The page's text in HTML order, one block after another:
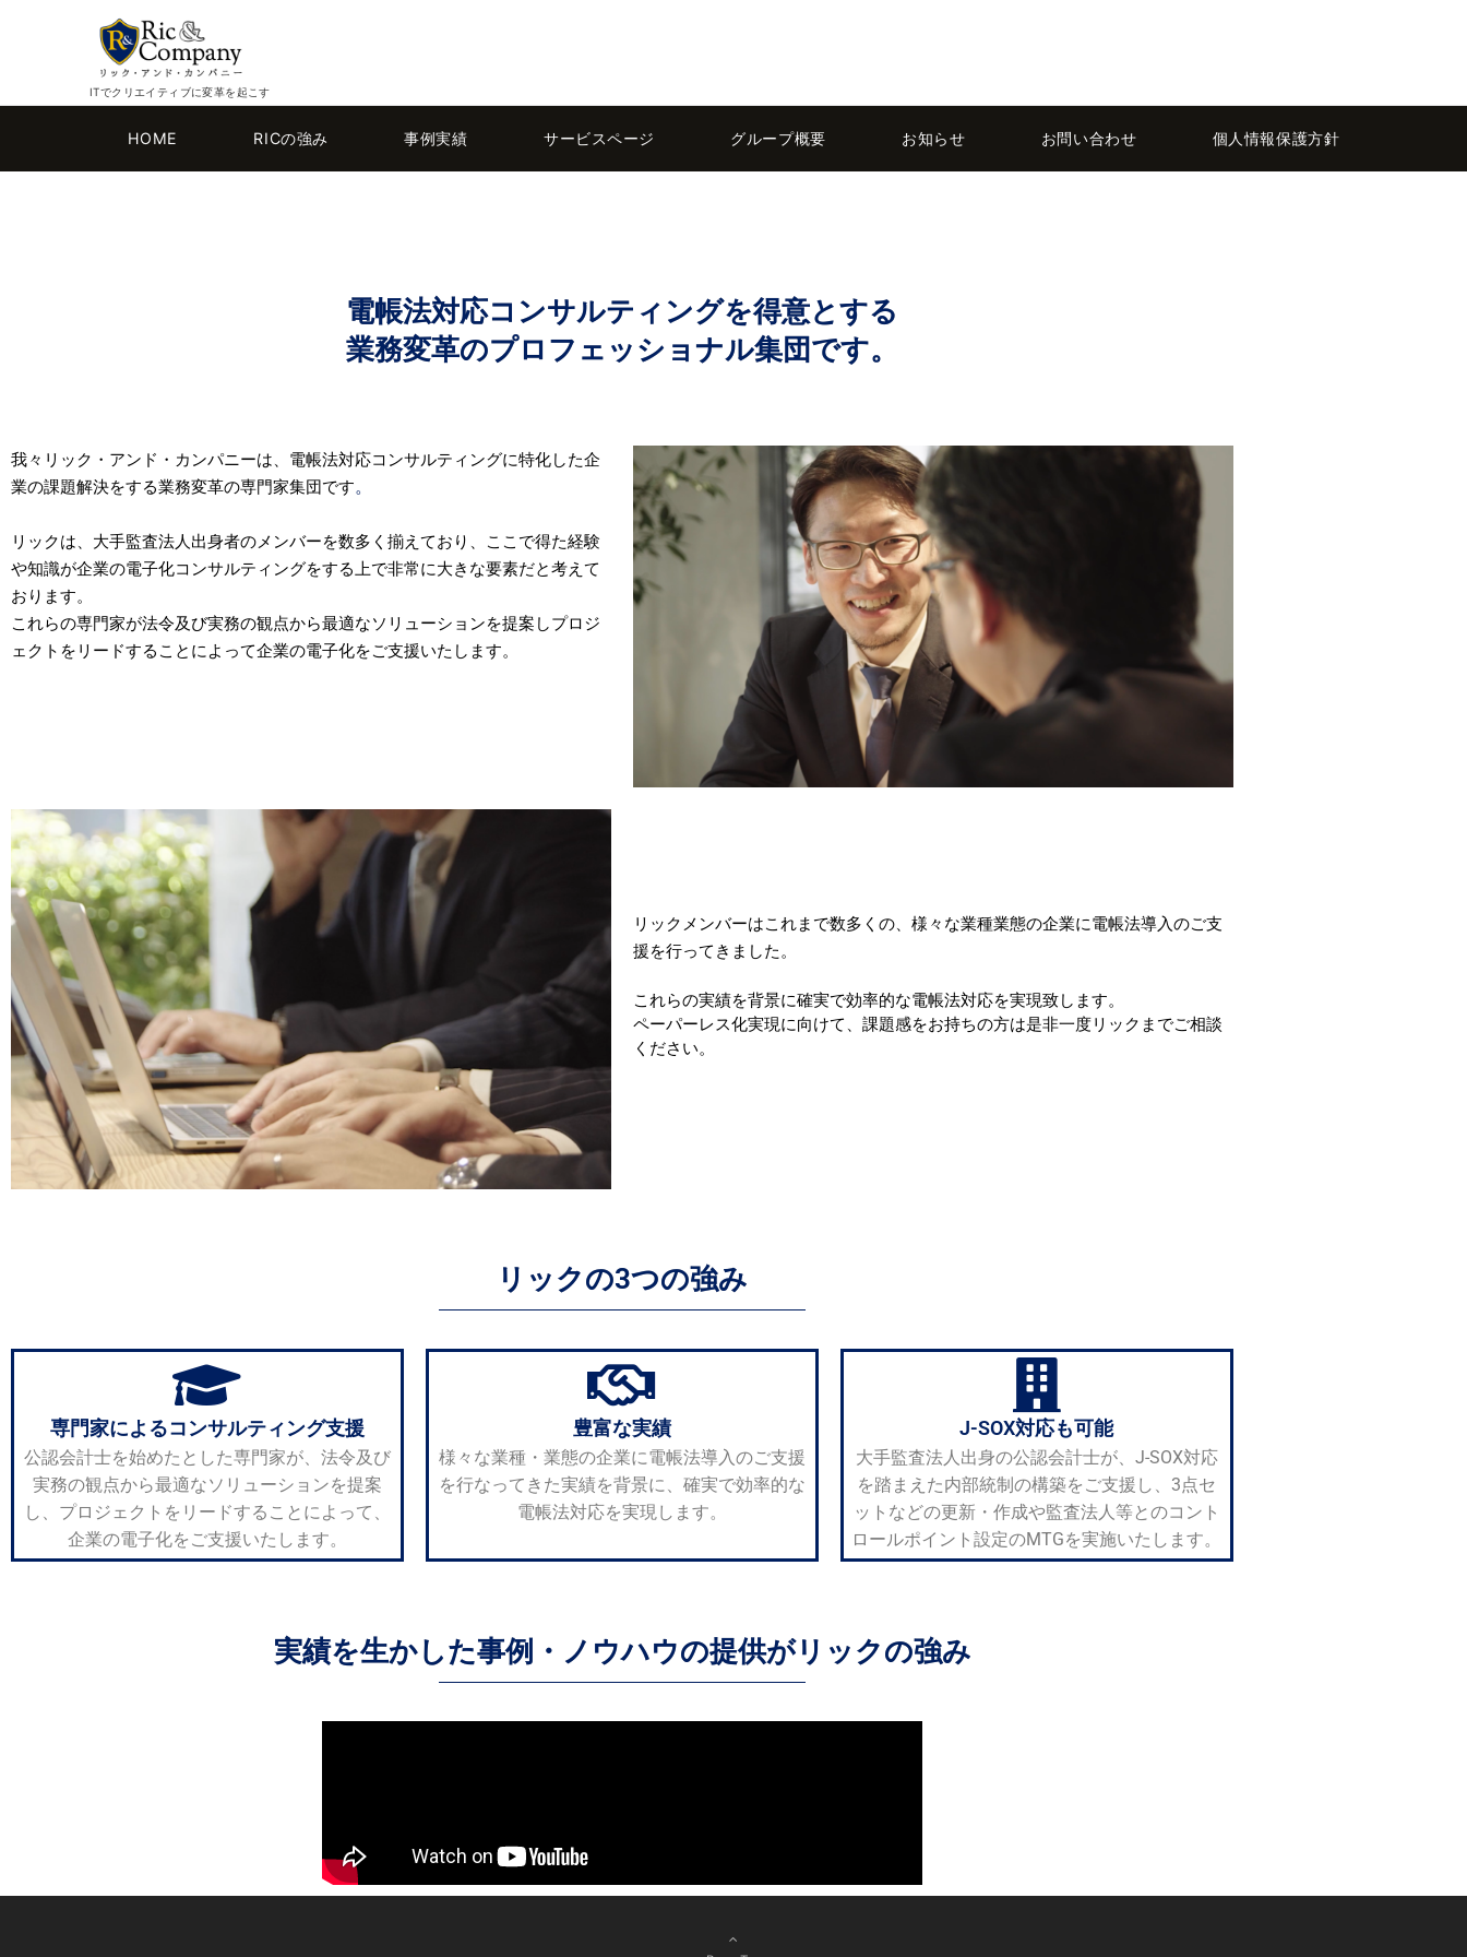
ITでクリエイティブに変革を起こす
HOME RICの強み 事例実績 サービスページ グループ概要 お知らせ お問い合わせ 個人情報保護方針
電帳法対応コンサルティングを得意とする
業務変革のプロフェッショナル集団です。
我々リック・アンド・カンパニーは、電帳法対応コンサルティングに特化した企
業の課題解決をする業務変革の専門家集団です。
リックは、大手監査法人出身者のメンバーを数多く揃えており、ここで得た経験
や知識が企業の電子化コンサルティングをする上で非常に大きな要素だと考えて
おります。
これらの専門家が法令及び実務の観点から最適なソリューションを提案しプロジ
ェクトをリードすることによって企業の電子化をご支援いたします。
リックメンバーはこれまで数多くの、様々な業種業態の企業に電帳法導入のご支
援を行ってきました。
これらの実績を背景に確実で効率的な電帳法対応を実現致します。
ペーパーレス化実現に向けて、課題感をお持ちの方は是非一度リックまでご相談
ください。
リックの3つの強み
専門家によるコンサルティング支援
公認会計士を始めたとした専門家が、法令及び
実務の観点から最適なソリューションを提案
し、プロジェクトをリードすることによって、
企業の電子化をご支援いたします。
豊富な実績
様々な業種・業態の企業に電帳法導入のご支援
を行なってきた実績を背景に、確実で効率的な
電帳法対応を実現します。
J-SOX対応も可能
大手監査法人出身の公認会計士が、J-SOX対応
を踏まえた内部統制の構築をご支援し、3点セ
ットなどの更新・作成や監査法人等とのコント
ロールポイント設定のMTGを実施いたします。
実績を生かした事例・ノウハウの提供がリックの強み